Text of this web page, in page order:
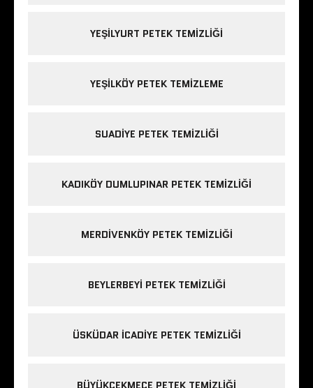
YEŞILYURT PETEK TEMIZLIĞI
YEŞILKÖY PETEK TEMIZLEME
SUADIYE PETEK TEMIZLIĞI
KADIKÖY DUMLUPINAR PETEK TEMIZLIĞI
MERDIVENKÖY PETEK TEMIZLIĞI
BEYLERBEYI PETEK TEMIZLIĞI
ÜSKÜDAR ICADIYE PETEK TEMIZLIĞI
BÜYÜKÇEKMECE PETEK TEMIZLIĞI